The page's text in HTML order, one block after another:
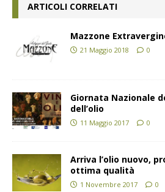
ARTICOLI CORRELATI
Mazzone
21 Maggio 2018 0
Giornata Nazionale
dell’olio
11 Maggio 2017 0
Arriva l’olio nuovo,
ottima qualità
1 Novembre 2017 0